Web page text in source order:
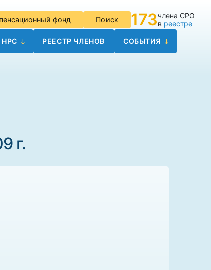
фонд Поиск 173члена СРО
в реестре
РЕЕСТР ЧЛЕНОВ СОБЫТИЯ
г.